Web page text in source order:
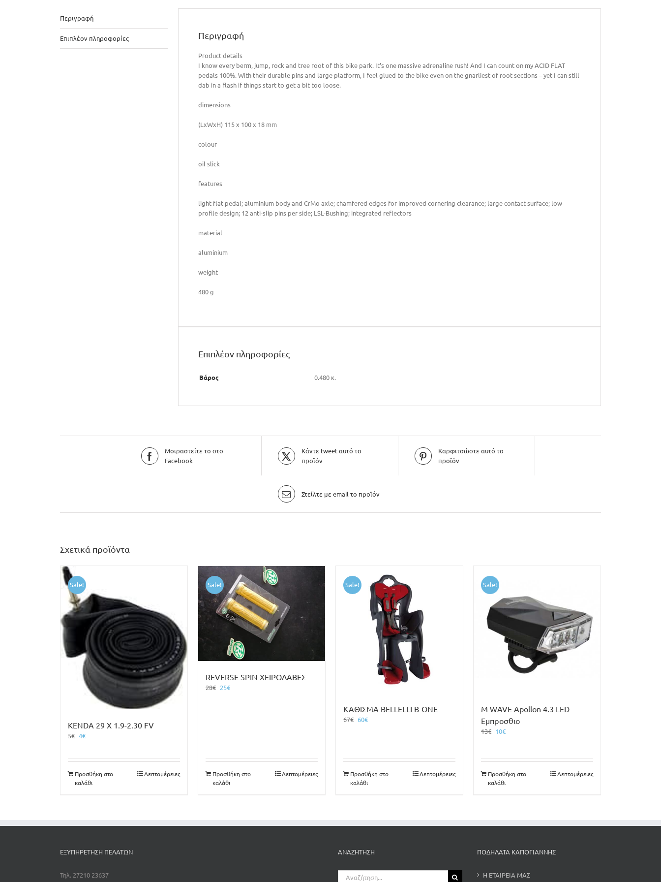
Περιγραφή
Επιπλέον πληροφορίες Περιγραφή
Product details
I know every berm, jump, rock and tree root of this bike park. It’s one massive adrenaline rush! And I can count on my ACID FLAT
pedals 100%. With their durable pins and large platform, I feel glued to the bike even on the gnarliest of root sections – yet I can still
dab in a flash if things start to get a bit too loose.
dimensions
(LxWxH) 115 x 100 x 18 mm
colour
oil slick
features
light flat pedal; aluminium body and CrMo axle; chamfered edges for improved cornering clearance; large contact surface; low-
profile design; 12 anti-slip pins per side; LSL-Bushing; integrated reflectors
material
aluminium
weight
480 g
Επιπλέον πληροφορίες
Βάρος 0.480 κ.
Μοιραστείτε το στο
Facebook
Κάντε tweet αυτό το
προϊόν
Καρφιτσώστε αυτό το
προϊόν
Στείλτε με email το προϊόν
Σχετικά προϊόντα
Sale!
KENDA 29 X 1.9-2.30 FV
5€ Original
5€.
4€Η
είναι:
4€.
Προσθήκη στο
καλάθι
Λεπτομέρειες
Sale!
REVERSE SPIN ΧΕΙΡΟΛΑΒΕΣ
28€ Original
25€Η
Προσθήκη στο
καλάθι
Λεπτομέρειες
Sale!
ΚΑΘΙΣΜΑ BELLELLI B-ONE
67€ Original
60€Η
60€.
Προσθήκη στο
καλάθι
Λεπτομέρειες
Sale!
M WAVE Apollon 4.3 LED
Εμπροσθιο
13€ Original
13€.
10€Η
είναι:
10€.
Προσθήκη στο
καλάθι
Λεπτομέρειες
ΕΞΥΠΗΡΕΤΗΣΗ ΠΕΛΑΤΩΝ
Τηλ. 27210 23637
ΑΝΑΖΗΤΗΣΗ
Αναζήτηση
ΠΟΔΗΛΑΤΑ ΚΑΠΟΓΙΑΝΝΗΣ
Η ΕΤΑΙΡΕΙΑ ΜΑΣ